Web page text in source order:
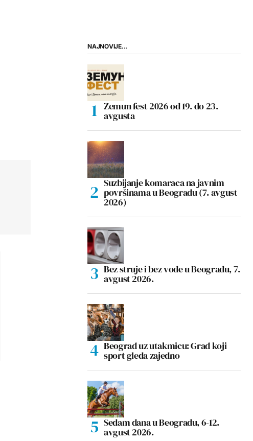
NAJNOVIJE...
Zemun fest 2026 od 19. do 23.
avgusta
Suzbijanje komaraca na javnim
površinama u Beogradu (7. avgust
2026)
Bez struje i bez vode u Beogradu, 7.
avgust 2026.
Beograd uz utakmicu: Grad koji
sport gleda zajedno
Sedam dana u Beogradu, 6-12.
avgust 2026.